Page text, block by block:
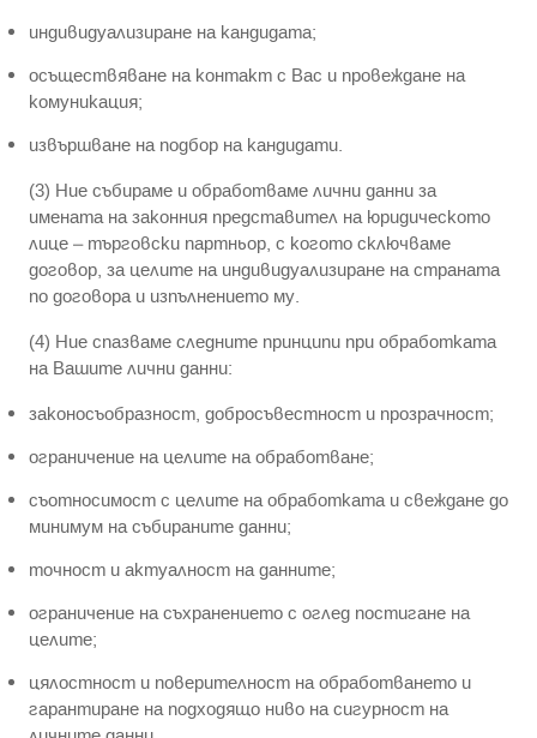
индивидуализиране на кандидата;
осъществяване на контакт с Вас и провеждане на
комуникация;
извършване на подбор на кандидати.
(3) Ние събираме и обработваме лични данни за
имената на законния представител на юридическото
лице – търговски партньор, с когото сключваме
договор, за целите на индивидуализиране на страната
по договора и изпълнението му.
(4) Ние спазваме следните принципи при обработката
на Вашите лични данни:
законосъобразност, добросъвестност и прозрачност;
ограничение на целите на обработване;
съотносимост с целите на обработката и свеждане до
минимум на събираните данни;
точност и актуалност на данните;
ограничение на съхранението с оглед постигане на
целите;
цялостност и поверителност на обработването и
гарантиране на подходящо ниво на сигурност на